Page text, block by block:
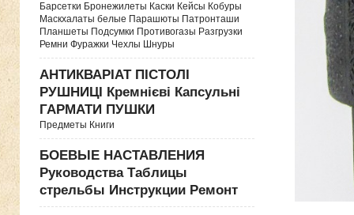
Барсетки Бронежилеты Каски Кейсы Кобуры
Маскхалаты белые Парашюты Патронташи
Планшеты Подсумки Противогазы Разгрузки
Ремни Фуражки Чехлы Шнуры
АНТИКВАРІАТ ПІСТОЛІ
РУШНИЦІ Кремнієві Капсульні
ГАРМАТИ ПУШКИ
Предметы Книги
БОЕВЫЕ НАСТАВЛЕНИЯ
Руководства Таблицы
стрельбы Инструкции Ремонт